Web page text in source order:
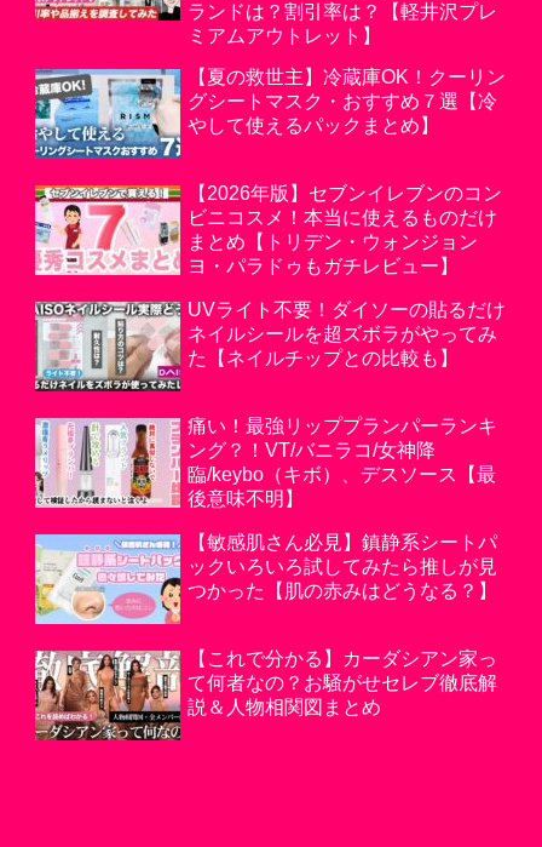
ランドは？割引率は？【軽井沢プレ
ミアムアウトレット】
【夏の救世主】冷蔵庫OK！クーリン
グシートマスク・おすすめ７選【冷
やして使えるパックまとめ】
【2026年版】セブンイレブンのコン
ビニコスメ！本当に使えるものだけ
まとめ【トリデン・ウォンジョン
ヨ・パラドゥもガチレビュー】
UVライト不要！ダイソーの貼るだけ
ネイルシールを超ズボラがやってみ
た【ネイルチップとの比較も】
痛い！最強リッププランパーランキ
ング？！VT/バニラコ/女神降
臨/keybo（キボ）、デスソース【最
後意味不明】
【敏感肌さん必見】鎮静系シートパ
ックいろいろ試してみたら推しが見
つかった【肌の赤みはどうなる？】
【これで分かる】カーダシアン家っ
て何者なの？お騒がせセレブ徹底解
説＆人物相関図まとめ